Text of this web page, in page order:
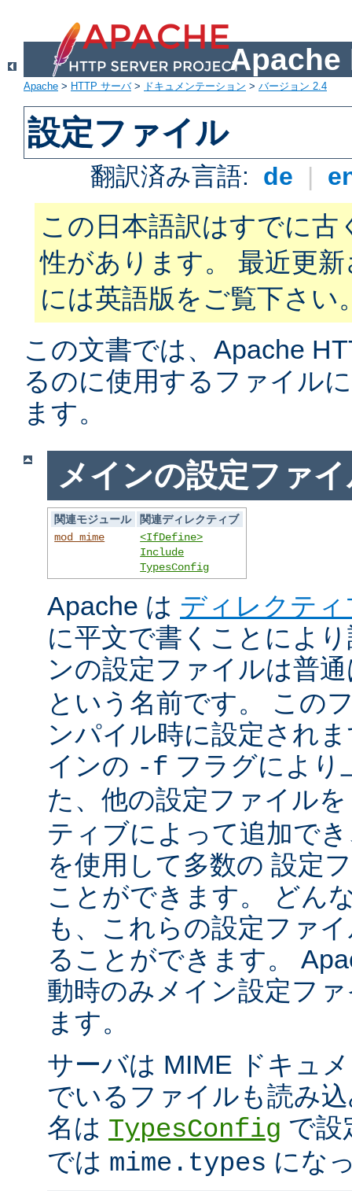
Apache
Apache > HTTP サーバ> ドキュメンテーション > バージョン 2.4
設定ファイル
翻訳済み言語: de |
この日本語訳はすでに古
性があります。 最近更
には英語版をご覧下さい
この文書では、Apache
るのに使用するファイル
ます。
メインの設定ファ
関連モジュール
関連ディレクティブ
mod_mime
<IfDefine>
Include
TypesConfig
Apache は ディレクティ
に平文で書くことによ
ンの設定ファイルは普
という名前です。 この
ンパイル時に設定され
インの -f フラグにより
た、他の設定ファイル
ティブによって追加で
を使用して多数の 設定
ことができます。 どん
も、これらの設定ファ
ることができます。
動時のみメイン設定フ
ます。
サーバは MIME ドキュ
でいるファイルも読み
名は TypesConfig で設
では mime.types にな